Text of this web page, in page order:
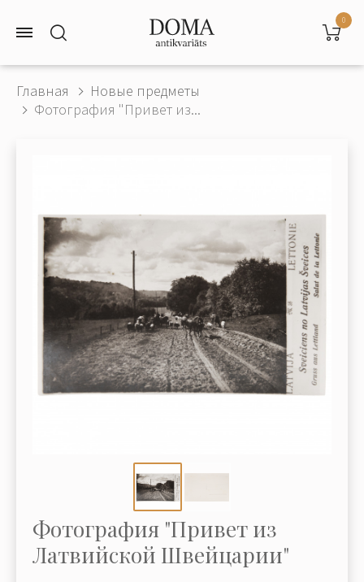
0
Главная
Новые предметы
Фотография "Привет из...
Фотография "Привет из
Латвийской Швейцарии"